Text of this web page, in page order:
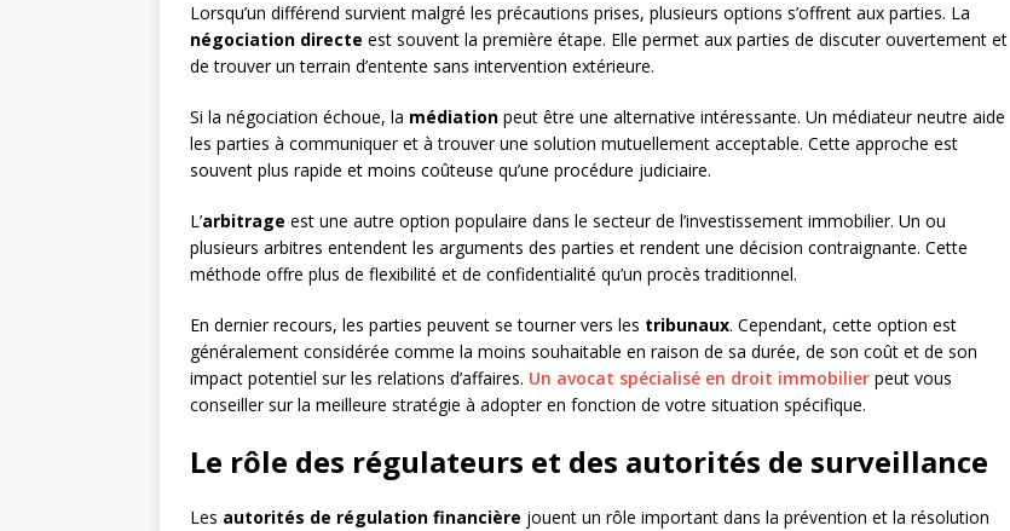
Lorsqu’un différend survient malgré les précautions prises, plusieurs options s’offrent aux parties. La
négociation directe est souvent la première étape. Elle permet aux parties de discuter ouvertement et
de trouver un terrain d’entente sans intervention extérieure.
Si la négociation échoue, la médiation peut être une alternative intéressante. Un médiateur neutre aide
les parties à communiquer et à trouver une solution mutuellement acceptable. Cette approche est
souvent plus rapide et moins coûteuse qu’une procédure judiciaire.
L’arbitrage est une autre option populaire dans le secteur de l’investissement immobilier. Un ou
plusieurs arbitres entendent les arguments des parties et rendent une décision contraignante. Cette
méthode offre plus de flexibilité et de confidentialité qu’un procès traditionnel.
En dernier recours, les parties peuvent se tourner vers les tribunaux. Cependant, cette option est
généralement considérée comme la moins souhaitable en raison de sa durée, de son coût et de son
impact potentiel sur les relations d’affaires. Un avocat spécialisé en droit immobilier peut vous
conseiller sur la meilleure stratégie à adopter en fonction de votre situation spécifique.
Le rôle des régulateurs et des autorités de surveillance
Les autorités de régulation financière jouent un rôle important dans la prévention et la résolution